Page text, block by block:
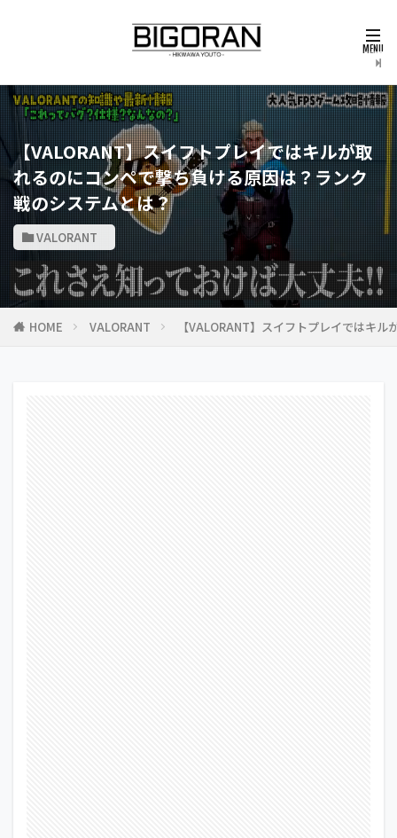
【VALORANT】スイフトプレイではキルが取
れるのにコンペで撃ち負ける原因は？ランク
戦のシステムとは？
VALORANT
HOME VALORANT 【VALORANT】スイフトプレイではキ